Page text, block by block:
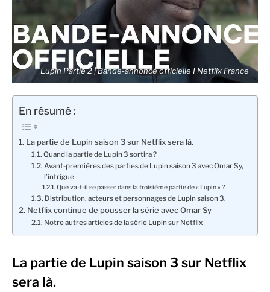
Lupin Partie 2 | Bande-annonce officielle I Netflix France
En résumé :
La partie de Lupin saison 3 sur Netflix sera là.
Quand la partie de Lupin 3 sortira ?
Avant-premières des parties de Lupin saison 3 avec Omar Sy,
l’intrigue
Que va-t-il se passer dans la troisième partie de « Lupin » ?
Distribution, acteurs et personnages de Lupin saison 3.
Netflix continue de pousser la série avec Omar Sy
Notre autres articles de la série Lupin sur Netflix
La partie de Lupin saison 3 sur Netflix
sera là.